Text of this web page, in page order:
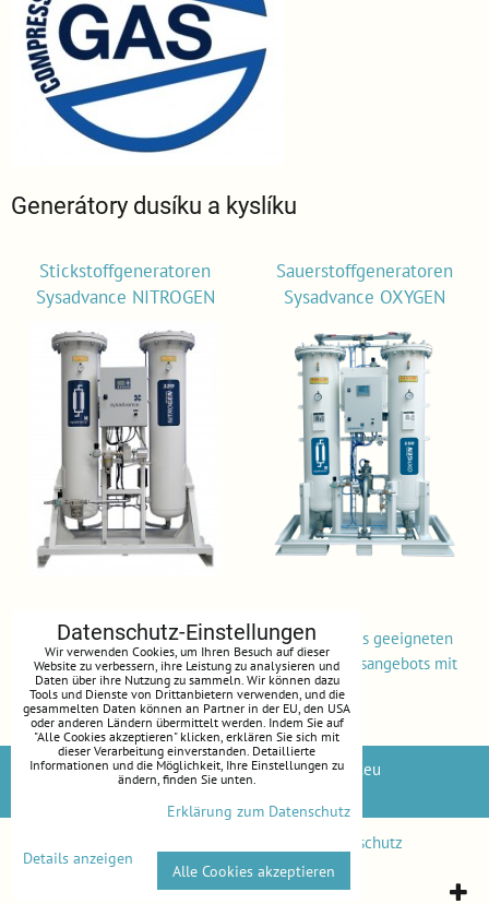
Generátory dusíku a kyslíku
Stickstoffgeneratoren
Sysadvance NITROGEN
Sauerstoffgeneratoren
Sysadvance OXYGEN
Benötigen Sie Beratung? Freie Auslegung eines geeigneten
Stickstoffgenerator mit Ausarbeitung eines Preisangebots mit
Berechnung der Kapitalrendite
Folgen Sie uns in den sozialen Netzwerken:Melds.eu
Erklärung zum Datenschutz
Website erstellt mit:BiznisWeb.sk
Datenschutz-Einstellungen
Wir verwenden Cookies, um Ihren Besuch auf dieser
Website zu verbessern, ihre Leistung zu analysieren und
Daten über ihre Nutzung zu sammeln. Wir können dazu
Tools und Dienste von Drittanbietern verwenden, und die
gesammelten Daten können an Partner in der EU, den USA
oder anderen Ländern übermittelt werden. Indem Sie auf
"Alle Cookies akzeptieren" klicken, erklären Sie sich mit
dieser Verarbeitung einverstanden. Detaillierte
Informationen und die Möglichkeit, Ihre Einstellungen zu
ändern, finden Sie unten.
Erklärung zum Datenschutz
Details anzeigen
Alle Cookies akzeptieren